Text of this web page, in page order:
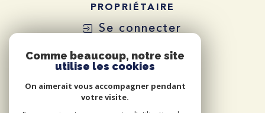
PROPRIÉTAIRE
Se connecter
Comme beaucoup, notre site
utilise les cookies
On aimerait vous accompagner pendant
votre visite.